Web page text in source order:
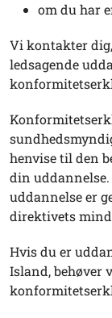
om du har
Vi kontakter
ledsagende
henvise til den
din uddannelse.
uddannelse er
direktivets
Hvis du er
Island, behøver